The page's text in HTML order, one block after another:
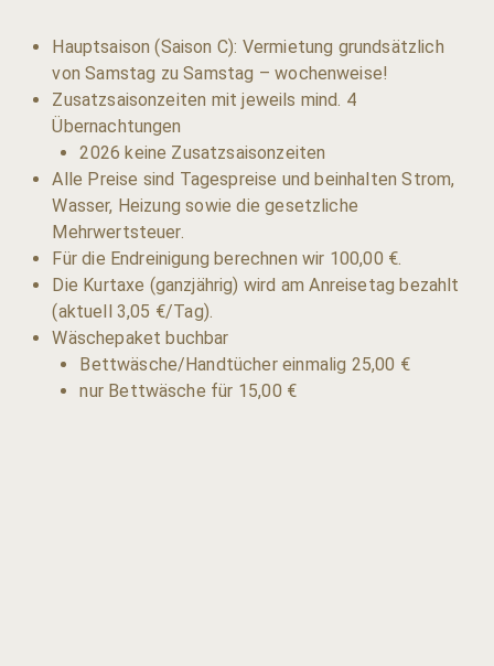
Hauptsaison (Saison C): Vermietung grundsätzlich
von Samstag zu Samstag – wochenweise!
Zusatzsaisonzeiten mit jeweils mind. 4
Übernachtungen
2026 keine Zusatzsaisonzeiten
Alle Preise sind Tagespreise und beinhalten Strom,
Wasser, Heizung sowie die gesetzliche
Mehrwertsteuer.
Für die Endreinigung berechnen wir 100,00 €.
Die Kurtaxe (ganzjährig) wird am Anreisetag bezahlt
(aktuell 3,05 €/Tag).
Wäschepaket buchbar
Bettwäsche/Handtücher einmalig 25,00 €
nur Bettwäsche für 15,00 €